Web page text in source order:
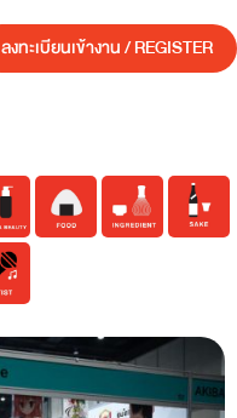
ลงทะเบียนเข้างาน / REGISTER